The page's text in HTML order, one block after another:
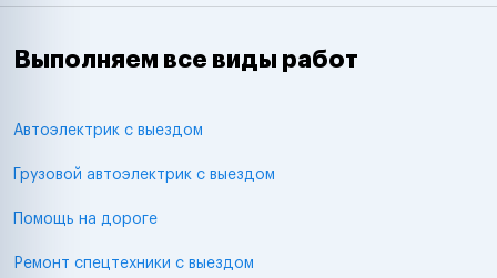
Выполняем все виды работ
Автоэлектрик с выездом
Грузовой автоэлектрик с выездом
Помощь на дороге
Ремонт спецтехники с выездом